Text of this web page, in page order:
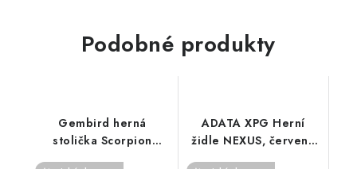
Podobné produkty
Gembird herná
stolička Scorpion
čierna/žltá GC-
ADATA XPG Herní
židle NEXUS, červená
NEXUS-RDCWW